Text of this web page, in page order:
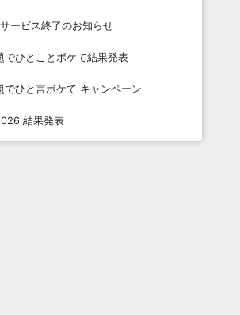
ービス終了のお知らせ
でひとことボケて結果発表
でひと言ボケて キャンペーン
結果発表